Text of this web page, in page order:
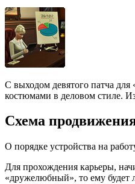
С выходом девятого патча
костюмами в деловом стиле.
Схема
О порядке устройства на
Для прохождения карьеры,
«дружелюбный», то ему будет